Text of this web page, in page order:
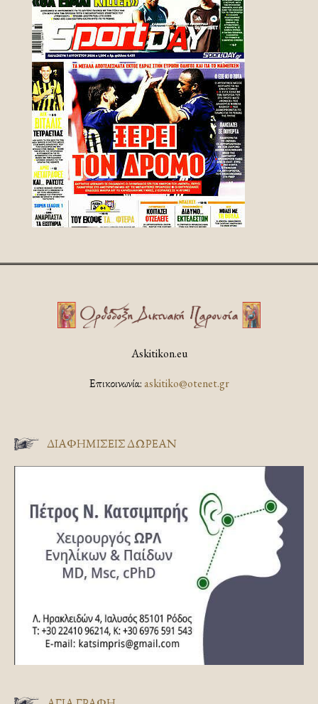
Askitikon.eu
Επικοινωνία:askitiko@otenet.gr
ΔΙΑΦΗΜΊΣΕΙΣ ΔΩΡΕΆΝ